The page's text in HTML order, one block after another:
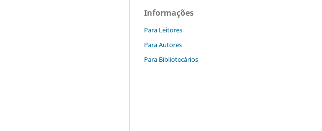
Informações
Para Leitores
Para Autores
Para Bibliotecários